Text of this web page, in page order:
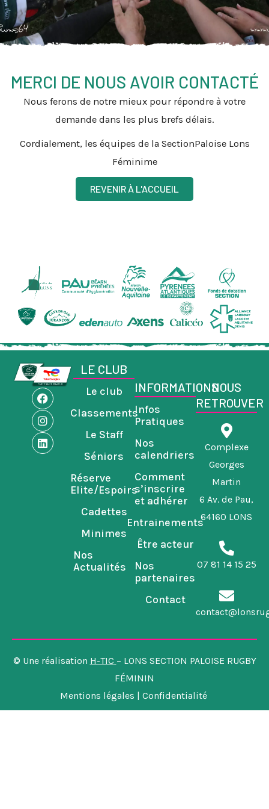
MERCI DE NOUS AVOIR CONTACTÉ
Nous ferons de notre mieux pour répondre à votre
demande dans les plus brefs délais.
Cordialement, les équipes de la SectionPaloise Lons
Féminime
REVENIR À L'ACCUEIL
F
a
c
e
b
o
o
I
n
s
t
a
g
r
L
i
n
k
e
d
i
LE CLUB
Le club
Classements
Le Staff
Séniors
Réserve
Elite/Espoirs
Cadettes
Minimes
Nos
Actualités
INFORMATIONS
Infos
Pratiques
Nos
calendriers
Comment
s’inscrire
et adhérer
Entrainements
Être acteur
Nos
partenaires
Contact
NOUS
RETROUVER
Complexe
Georges
Martin
6 Av. de Pau,
64160 LONS
07 81 14 15 25
© Une réalisation H-TIC – LONS SECTION PALOISE RUGBY
FÉMININ
Mentions légales | Confidentialité